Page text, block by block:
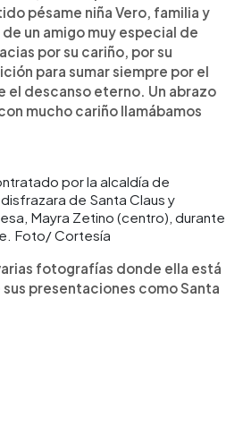
pésame niña Vero, familia y
un amigo muy especial de
por su cariño, por su
para sumar siempre por el
el descanso eterno. Un abrazo
mucho cariño llamábamos
por la alcaldía de
de Santa Claus y
Mayra Zetino (centro), durante
Foto/ Cortesía
fotografías donde ella está
presentaciones como Santa